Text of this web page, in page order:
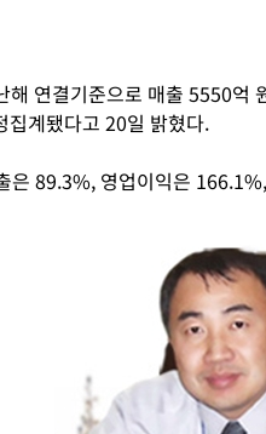
해 연결기준으로 매출 5550억
집계됐다고 20일 밝혔다.
은 89.3%, 영업이익은